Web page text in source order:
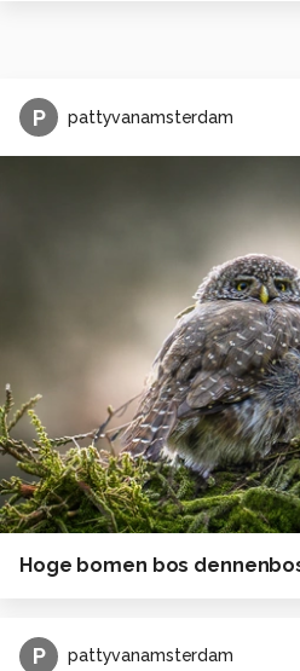
P pattyvanamsterdam
P pattyvanamsterdam